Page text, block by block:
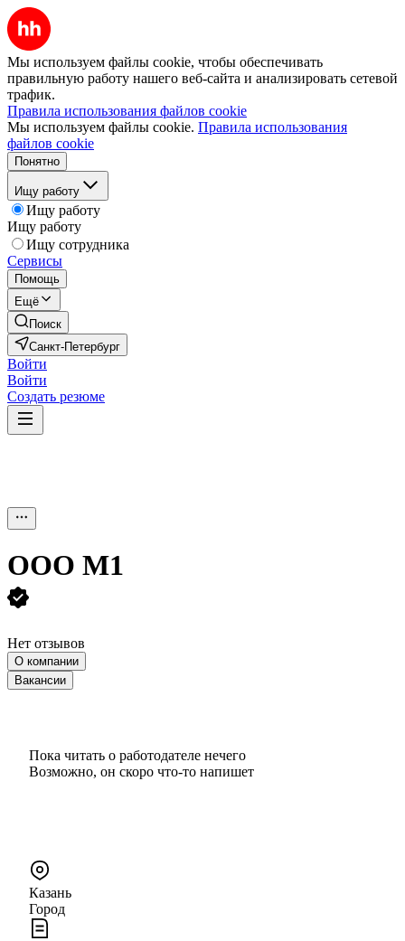
Мы используем файлы cookie, чтобы обеспечивать
правильную работу нашего веб-сайта и анализировать сетевой
трафик.
Правила использования файлов cookie
Мы используем файлы cookie. Правила использования
файлов cookie
Понятно
Ищу работу
Ищу работу
Ищу работу
Ищу сотрудника
Сервисы
Помощь
Ещё
Поиск
Санкт-Петербург
Войти
Войти
Создать резюме
ООО М1
Нет отзывов
О компании
Вакансии
Пока читать о работодателе нечего
Возможно, он скоро что‑то напишет
Казань
Город